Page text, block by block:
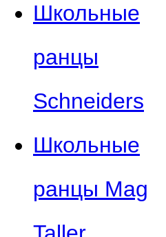
Школьные
ранцы
Schneiders
Школьные
ранцы Mag